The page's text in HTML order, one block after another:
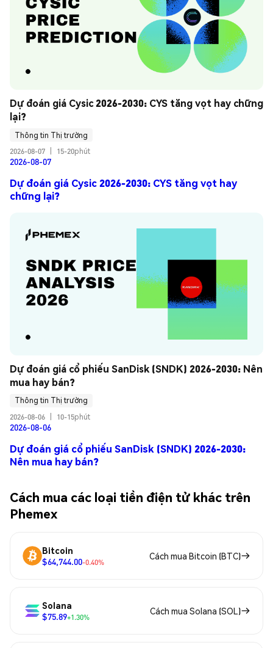
Dự đoán giá Cysic 2026-2030: CYS tăng vọt hay chững
lại?
Thông tin Thị trường
2026-08-07
15-20phút
2026-08-07
Dự đoán giá Cysic 2026-2030: CYS tăng vọt hay
chững lại?
Dự đoán giá cổ phiếu SanDisk (SNDK) 2026-2030: Nên
mua hay bán?
Thông tin Thị trường
2026-08-06
10-15phút
2026-08-06
Dự đoán giá cổ phiếu SanDisk (SNDK) 2026-2030:
Nên mua hay bán?
Cách mua các loại tiền điện tử khác trên
Phemex
Bitcoin
$64,744.00-0.40%
Cách mua Bitcoin (BTC)
Solana
$75.89+1.30%
Cách mua Solana (SOL)